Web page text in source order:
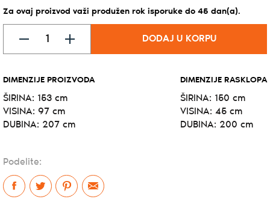
Za ovaj proizvod važi produžen rok isporuke do 45 dan(a).
DODAJ U KORPU
DIMENZIJE PROIZVODA
ŠIRINA: 153 cm
VISINA: 97 cm
DUBINA: 207 cm
DIMENZIJE RASKLOPA
ŠIRINA: 150 cm
VISINA: 45 cm
DUBINA: 200 cm
Podelite: